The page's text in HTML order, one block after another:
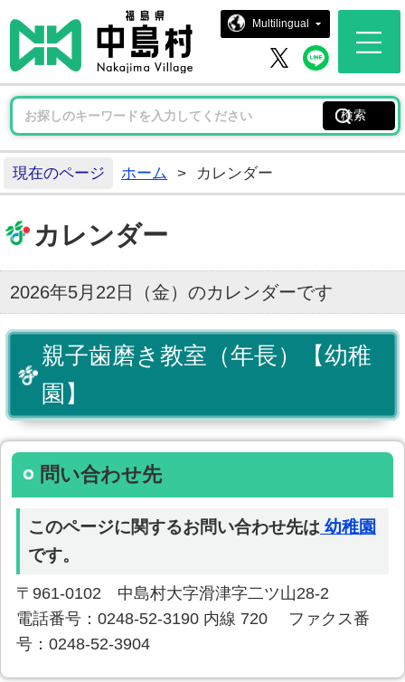
中島村ホ
Multilingual
中島村 X中島
現在のページ ホーム > カレンダー
カレンダー
2026年5月22日（金）のカレンダーです
親子歯磨き教室（年長）【幼稚
園】
問い合わせ先
このページに関するお問い合わせ先は 幼稚園
です。
〒961-0102 中島村大字滑津字二ツ山28-2
電話番号：0248-52-3190 内線 720 ファクス番
号：0248-52-3904